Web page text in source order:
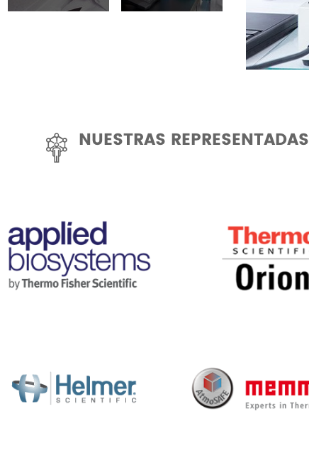
NUESTRAS REPRESENTADAS